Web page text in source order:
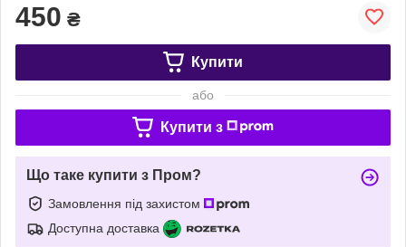
450 ₴
Купити
або
Купити з
Що таке купити з Пром?
Замовлення під захистом
Доступна доставка